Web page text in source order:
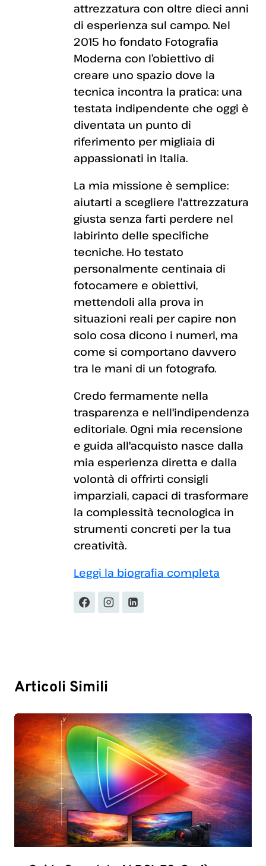
attrezzatura con oltre dieci anni
di esperienza sul campo. Nel
2015 ho fondato Fotografia
Moderna con l’obiettivo di
creare uno spazio dove la
tecnica incontra la pratica: una
testata indipendente che oggi è
diventata un punto di
riferimento per migliaia di
appassionati in Italia.
La mia missione è semplice:
aiutarti a scegliere l'attrezzatura
giusta senza farti perdere nel
labirinto delle specifiche
tecniche. Ho testato
personalmente centinaia di
fotocamere e obiettivi,
mettendoli alla prova in
situazioni reali per capire non
solo cosa dicono i numeri, ma
come si comportano davvero
tra le mani di un fotografo.
Credo fermamente nella
trasparenza e nell'indipendenza
editoriale. Ogni mia recensione
e guida all'acquisto nasce dalla
mia esperienza diretta e dalla
volontà di offrirti consigli
imparziali, capaci di trasformare
la complessità tecnologica in
strumenti concreti per la tua
creatività.
Leggi la biografia completa
Articoli Simili